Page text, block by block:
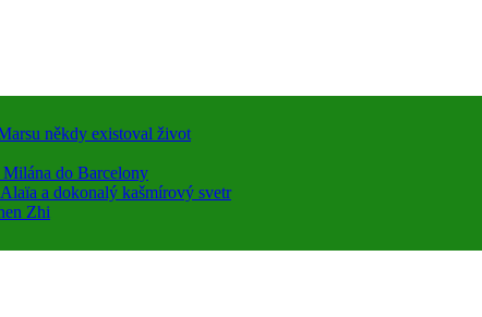
někdy existoval život
Milána do Barcelony
a dokonalý kašmírový svetr
Zhi